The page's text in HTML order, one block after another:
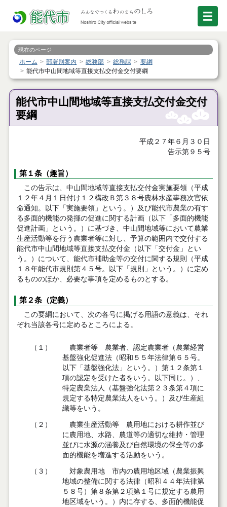
現在のページ
ホーム 部署別案内 総務部 総務課
要綱
能代市中山間地域等直接支払交付金交付要綱
能代市中山間地域等直接支払交付金交付
要綱
平成２７年６月３０日
告示第９５号
第１条（趣旨）
この告示は、中山間地域等直接支払交付金実施要領（平成
１２年４月１日付け１２構改Ｂ第３８号農林水産事務次官依
命通知。以下「実施要領」という。）及び能代市農業の有す
る多面的機能の発揮の促進に関する計画（以下「多面的機能
促進計画」という。）に基づき、中山間地域等において農業
生産活動等を行う農業者等に対し、予算の範囲内で交付する
能代市中山間地域等直接支払交付金（以下「交付金」とい
う。）について、能代市補助金等の交付に関する規則（平成
１８年能代市規則第４５号。以下「規則」という。）に定め
るもののほか、必要な事項を定めるものとする。
第２条（定義）
この要綱において、次の各号に掲げる用語の意義は、それ
ぞれ当該各号に定めるところによる。
（１）
農業者等 農業者、認定農業者（農業経営
基盤強化促進法（昭和５５年法律第６５号。
以下「基盤強化法」という。）第１２条第１
項の認定を受けた者をいう。以下同じ。）、
特定農業法人（基盤強化法第２３条第４項に
規定する特定農業法人をいう。）及び生産組
織等をいう。
（２）
農業生産活動等 農用地における耕作並び
に農用地、水路、農道等の適切な維持・管理
並びに水源の涵養及び自然環境の保全等の多
面的機能を増進する活動をいう。
（３）
対象農用地 市内の農用地区域（農業振興
地域の整備に関する法律（昭和４４年法律第
５８号）第８条第２項第１号に規定する農用
地区域をいう。）内に存する、多面的機能促